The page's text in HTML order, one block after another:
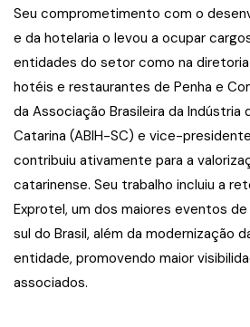
Seu comprometimento com o
e da hotelaria o levou a ocupar
entidades do setor como na
hotéis e restaurantes de Penha e
da Associação Brasileira da Indústria
Catarina (ABIH-SC) e vice-
contribuiu ativamente para a
catarinense. Seu trabalho incluiu a
Exprotel, um dos maiores eventos
sul do Brasil, além da modernização
entidade, promovendo maior
associados.